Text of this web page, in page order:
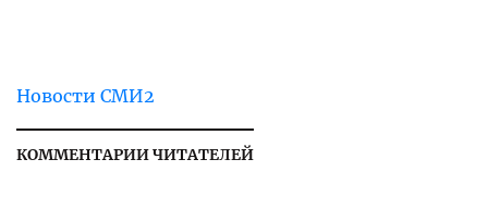
Новости СМИ2
КОММЕНТАРИИ ЧИТАТЕЛЕЙ